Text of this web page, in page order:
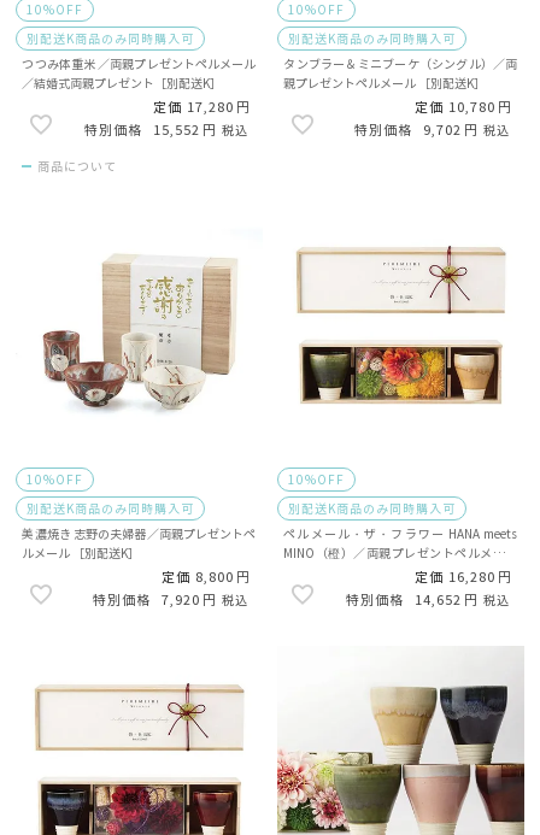
10%OFF
別配送K商品のみ同時購入可
つつみ体重米 ／両親プレゼントペルメール
／結婚式両親プレゼント［別配送K］
定価 17,280
15,552
税込
商品について
10%OFF
別配送K商品のみ同時購入可
タンブラー＆ミニブーケ（シングル）／両
親プレゼントペルメール ［別配送K］
定価 10,780
9,702
税込
10%OFF
別配送K商品のみ同時購入可
美濃焼き 志野の夫婦器／両親プレゼントペ
ルメール ［別配送K］
定価 8,800
7,920
税込
10%OFF
別配送K商品のみ同時購入可
ペルメール・ザ・フラワー HANA meets
MINO（橙）／両親プレゼントペルメール
定価 16,280
14,652
税込